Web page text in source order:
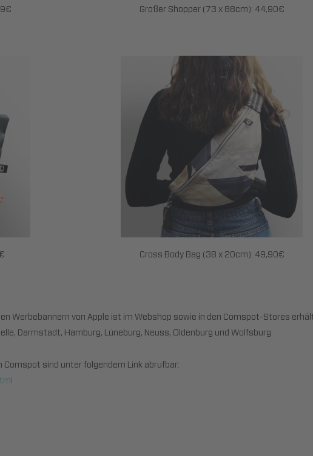
Großer Shopper (73 x 88cm): 44,90€
Cross Body Bag (38 x 20cm): 49,90€
Werbebannern von Apple ist im Webshop sowie in den Comspot-Stores
Darmstadt, Hamburg, Lüneburg, Neuss, Oldenburg und Wolfsburg.
sind unter folgendem Link abrufbar: